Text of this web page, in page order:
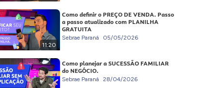
11:20
Como definir o PREÇO DE VENDA. Passo
a passo atualizado com PLANILHA
GRATUITA
Sebrae Paraná 05/05/2026
Como planejar a SUCESSÃO FAMILIAR
do NEGÓCIO.
Sebrae Paraná 28/04/2026